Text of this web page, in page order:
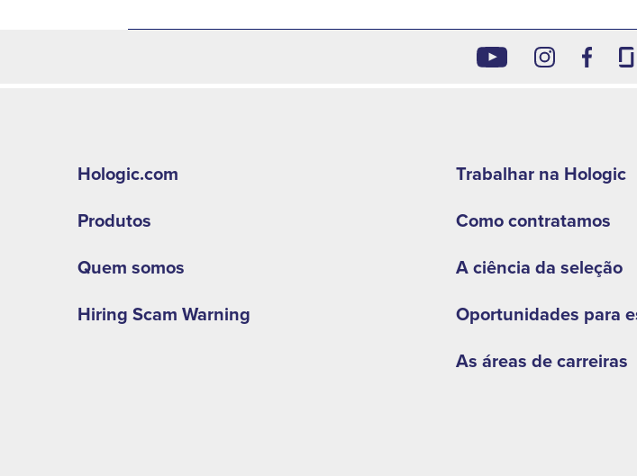
Hologic.com
Produtos
Quem somos
Hiring Scam Warning
second
menu
LA
Trabalhar na Hologic
Como contratamos
A ciência da seleção
Oportunidades para
As áreas de carreiras